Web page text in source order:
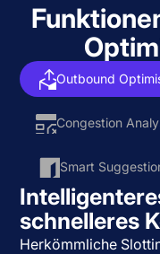
Outbound
Congestion
Smart
schnelleres
Herkömmliche